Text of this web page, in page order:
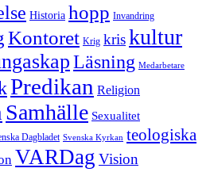
Historia hopp Invandring
Kontoret Krig kriskultur
Läsning Medarbetare
Predikan Religion
Samhälle Sexualitet
Dagbladet Svenska Kyrkan teologiska
VARDag Vision